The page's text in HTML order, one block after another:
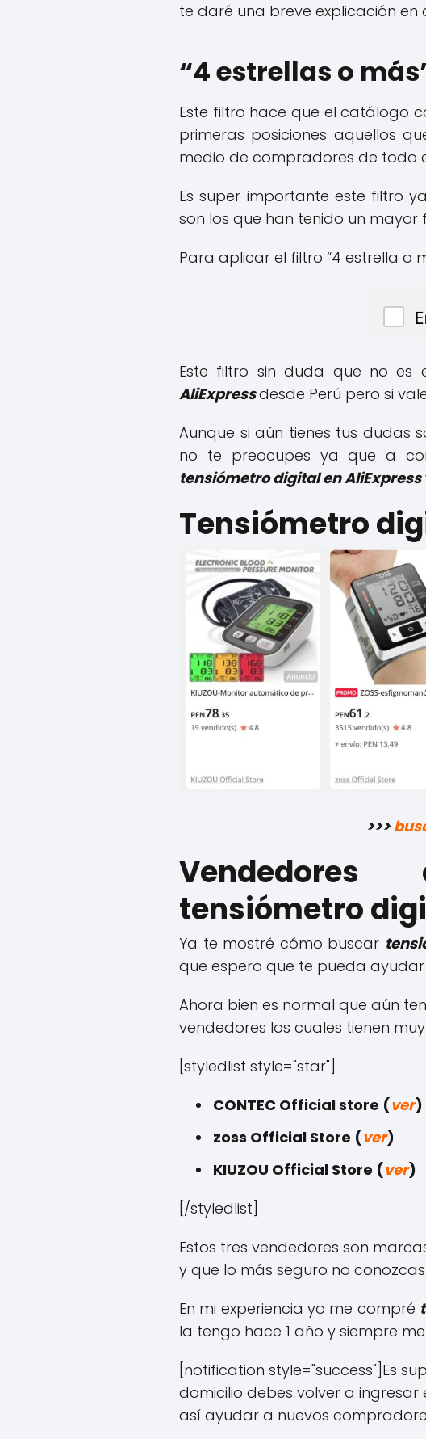
te daré una breve explicación
“4 estrellas o
Este filtro hace que el catálogo
primeras posiciones aquellos
medio de compradores de todo
Es super importante este filtro
son los que han tenido un
Para aplicar el filtro “4 estrella o
Este filtro sin duda que no es
AliExpressdesde Perú pero si
Aunque si aún tienes tus dudas
no te preocupes ya que a
tensiómetro digital en AliExpress
Tensiómetro
>>>
tensiómetro
Ya te mostré cómo buscar
que espero que te pueda
Ahora bien es normal que aún
vendedores los cuales tienen
[styledlist style="star"]
CONTEC Official store (ver)
zoss Official Store (ver)
KIUZOU Official Store (ver)
[/styledlist]
Estos tres vendedores son
y que lo más seguro no conozcas.
En mi experiencia yo me compré
la tengo hace 1 año y siempre
[notification style="success"]Es
domicilio debes volver a ingresar
así ayudar a nuevos